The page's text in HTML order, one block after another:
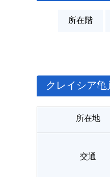
所在階
クレイシア
所在地
交通